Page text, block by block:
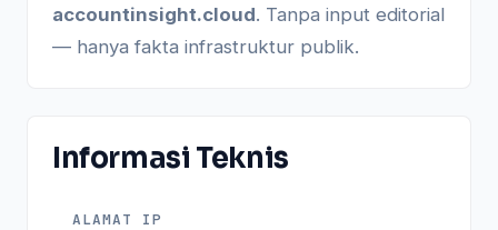
accountinsight.cloud. Tanpa input editorial
— hanya fakta infrastruktur publik.
Informasi Teknis
ALAMAT IP